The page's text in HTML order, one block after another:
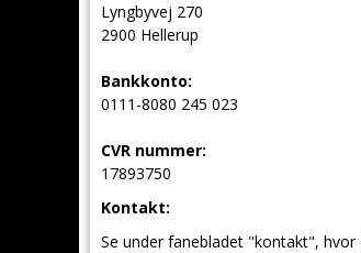
Lyngbyvej 270
2900 Hellerup
Bankkonto:
0111-8080 245 023
CVR nummer:
17893750
Kontakt:
Se under fanebladet "kontakt",